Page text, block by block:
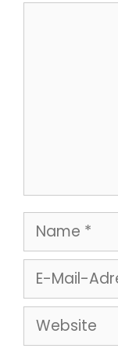
Name
E-
Mail-
Adresse
Website